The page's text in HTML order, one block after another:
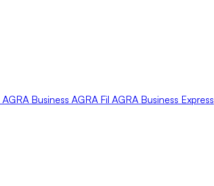
AGRA Business AGRA Fil AGRA Business Express